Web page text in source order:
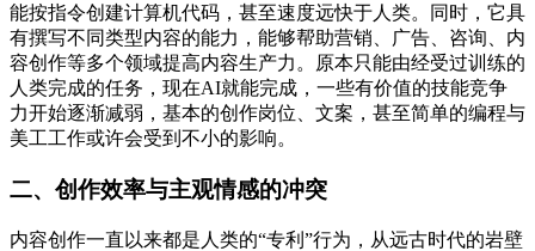
能按指令创建计算机代码，甚至速度远快于人类。同时，它具
有撰写不同类型内容的能力，能够帮助营销、广告、咨询、内
容创作等多个领域提高内容生产力。原本只能由经受过训练的
人类完成的任务，现在AI就能完成，一些有价值的技能竞争
力开始逐渐减弱，基本的创作岗位、文案，甚至简单的编程与
美工工作或许会受到不小的影响。
二、创作效率与主观情感的冲突
内容创作一直以来都是人类的“专利”行为，从远古时代的岩壁